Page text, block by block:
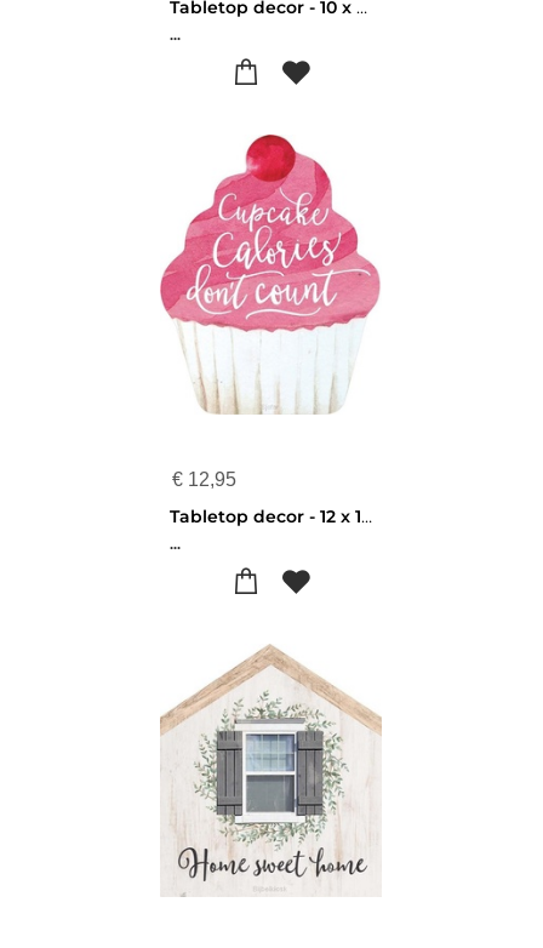
Tabletop decor - 10 x 14,5 cm - Words can''t espresso how much you bean - 656200983164
...
€ 12,95
Tabletop decor - 12 x 15 cm - Cupcake Calories don't count - 656200983225
...